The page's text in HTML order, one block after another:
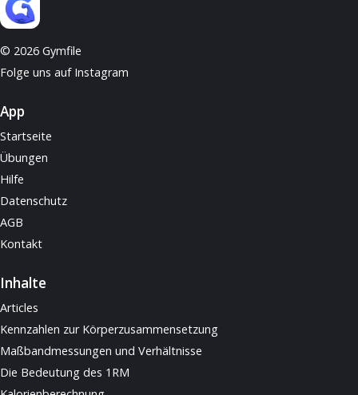
© 2026 Gymfile
Folge uns auf Instagram
App
Startseite
Übungen
Hilfe
Datenschutz
AGB
Kontakt
Inhalte
Articles
Kennzahlen zur Körperzusammensetzung
Maßbandmessungen und Verhältnisse
Die Bedeutung des 1RM